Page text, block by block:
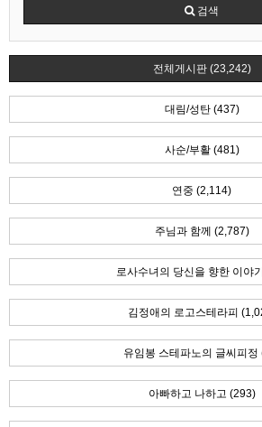
검색
전체게시판 (23,242)
대림/성탄 (437)
사순/부활 (481)
연중 (2,114)
주님과 함께 (2,787)
로사수녀의 당신을 향한 이야
김정애의 로고스테라피
유임봉 스테파노의 글씨피정
아빠하고 나하고 (293)